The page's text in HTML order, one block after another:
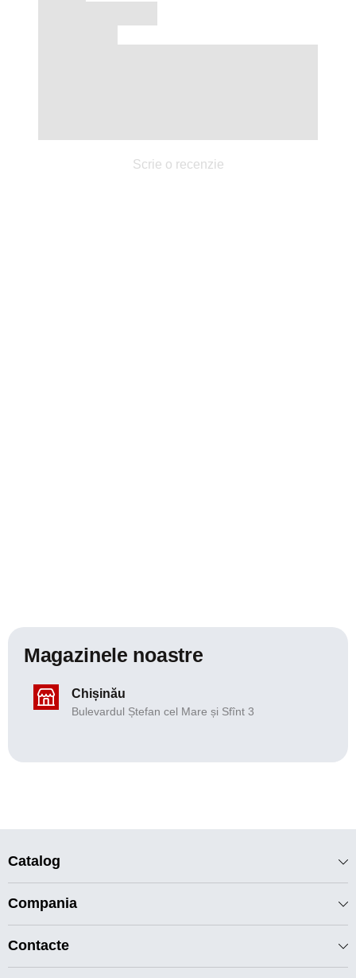
Scrie o recenzie
Magazinele noastre
Chișinău
Bulevardul Ștefan cel Mare și Sfînt 3
Catalog
Compania
Contacte